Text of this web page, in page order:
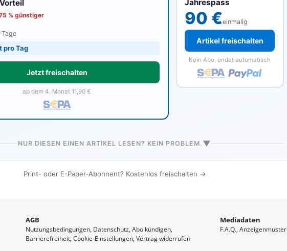
Jahrespass
90 €einmalig
Artikel freischalten
Kein Abo, endet automatisch
% günstiger
pro Tag
Jetzt freischalten
ab dem 4. Monat 11,90 €
NUR DIESEN EINEN ARTIKEL LESEN? KEIN PROBLEM. ▼
Print- oder E-Paper-Abonnent? Kostenlos freischalten →
AGB
Nutzungsbedingungen Datenschutz Abo kündigen
Barrierefreiheit Cookie-Einstellungen Vertrag widerrufen
Mediadaten
F.A.Q. Anzeigenmuster